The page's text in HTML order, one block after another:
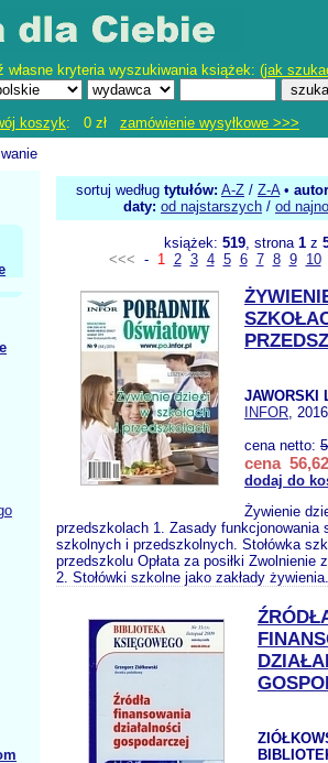
własne kryteria wyszukiwania książek: (jak
koszyk: 0 zł zamówienie wysyłkowe >>>
sortuj według tytułów: A-Z / Z-A•
daty: od najstarszych / od
książek: 519, strona 1z
<<< - 1 2 3 4 5 6 7 8 9 10
JAWORSKI
INFOR,
cena netto:
cena
dodaj do
Żywienie
przedszkolach 1. Zasady funkcjonowania
szkolnych i przedszkolnych. Stołówka
przedszkolu Opłata za posiłki Zwolnienie
2. Stołówki szkolne jako zakłady